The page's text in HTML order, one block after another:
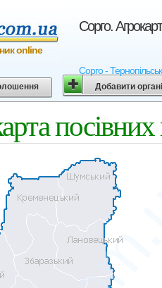
Сорго.
Сорго -
online
Добавити